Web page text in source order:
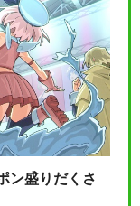
ン盛りだくさ